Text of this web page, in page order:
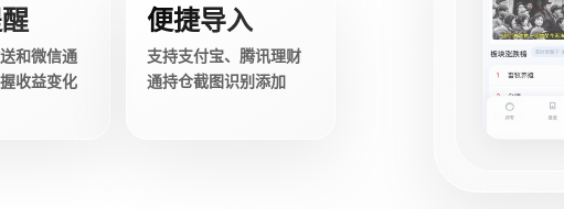
和微信通
收益变化
便捷导入
支持支付宝、腾讯理财
通持仓截图识别添加